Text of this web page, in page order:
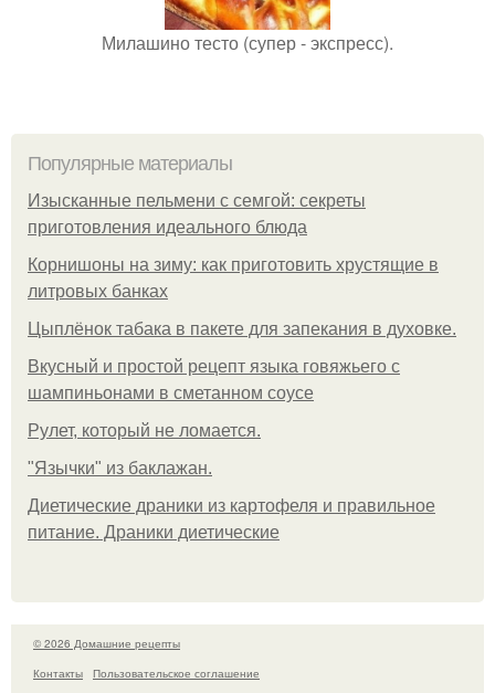
Милашино тесто (супер - экспресс).
Популярные материалы
Изысканные пельмени с семгой: секреты
приготовления идеального блюда
Корнишоны на зиму: как приготовить хрустящие в
литровых банках
Цыплёнок табака в пакете для запекания в духовке.
Вкусный и простой рецепт языка говяжьего с
шампиньонами в сметанном соусе
Рулет, который не ломается.
"Язычки" из баклажан.
Диетические драники из картофеля и правильное
питание. Драники диетические
© 2026 Домашние рецепты
Контакты
Пользовательское соглашение